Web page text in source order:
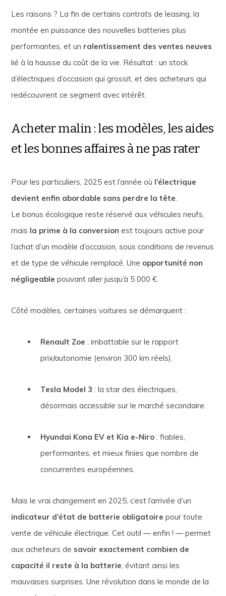
Les raisons ? La fin de certains contrats de leasing, la
montée en puissance des nouvelles batteries plus
performantes, et un ralentissement des ventes neuves
lié à la hausse du coût de la vie. Résultat : un stock
d’électriques d’occasion qui grossit, et des acheteurs qui
redécouvrent ce segment avec intérêt.
Acheter malin : les modèles, les aides
et les bonnes affaires à ne pas rater
Pour les particuliers, 2025 est l’année où l’électrique
devient enfin abordable sans perdre la tête.
Le bonus écologique reste réservé aux véhicules neufs,
mais la prime à la conversion est toujours active pour
l’achat d’un modèle d’occasion, sous conditions de revenus
et de type de véhicule remplacé. Une opportunité non
négligeable pouvant aller jusqu’à 5 000 €.
Côté modèles, certaines voitures se démarquent :
Renault Zoe : imbattable sur le rapport
prix/autonomie (environ 300 km réels).
Tesla Model 3 : la star des électriques,
désormais accessible sur le marché secondaire.
Hyundai Kona EV et Kia e-Niro: fiables,
performantes, et mieux finies que nombre de
concurrentes européennes.
Mais le vrai changement en 2025, c’est l’arrivée d’un
indicateur d’état de batterie obligatoire pour toute
vente de véhicule électrique. Cet outil — enfin ! — permet
aux acheteurs de savoir exactement combien de
capacité il reste à la batterie, évitant ainsi les
mauvaises surprises. Une révolution dans le monde de la